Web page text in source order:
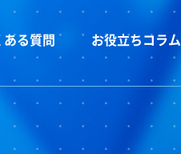
ある質問 お役立ちコラム